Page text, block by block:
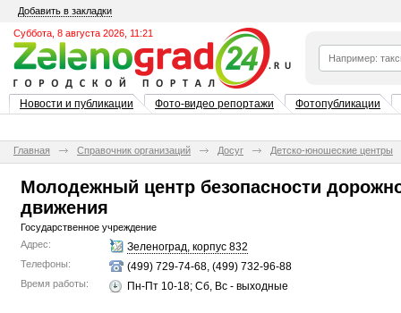
Добавить в закладки
Суббота, 8 августа 2026, 11:21
Новости и публикации Фото-видео репортажи Фотопубликации
Главная Справочник организаций Досуг Детско-юношеские центры
Молодежный центр безопасности
движения
Государственное учреждение
Адрес:
Зеленоград, корпус 832
Телефоны: (499) 729-74-68, (499) 732-96-88
Время работы: Пн-Пт 10-18; Сб, Вс - выходные